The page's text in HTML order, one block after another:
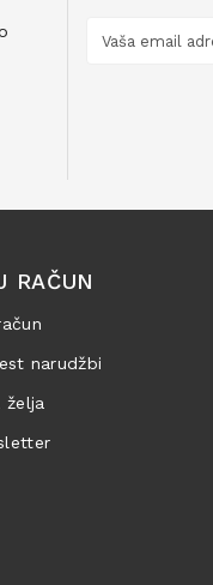
RAČUN
narudžbi
želja